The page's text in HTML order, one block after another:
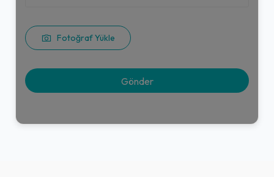
Fotoğraf Yükle